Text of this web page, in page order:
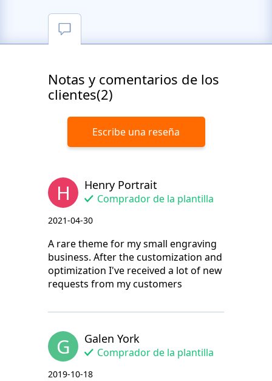
Notas y comentarios de los
clientes(2)
Escribe una reseña
H Henry Portrait
Comprador de la plantilla
2021-04-30
A rare theme for my small engraving
business. After the customization and
optimization I've received a lot of new
requests from my customers
G Galen York
Comprador de la plantilla
2019-10-18